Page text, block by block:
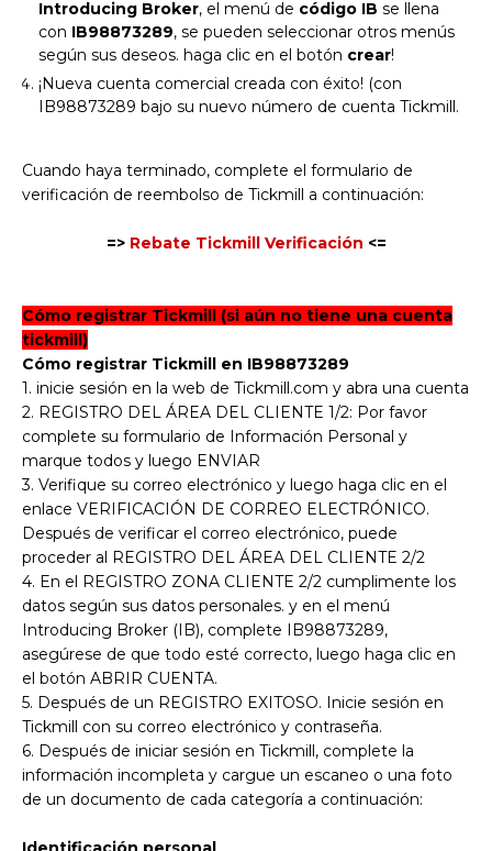
Introducing Broker, el menú de código IB se llena
con IB98873289, se pueden seleccionar otros menús
según sus deseos. haga clic en el botón crear!
¡Nueva cuenta comercial creada con éxito! (con
IB98873289 bajo su nuevo número de cuenta Tickmill.
Cuando haya terminado, complete el formulario de
verificación de reembolso de Tickmill a continuación:
=>Rebate Tickmill Verificación <=
Cómo registrar Tickmill (si aún no tiene una cuenta
tickmill)
Cómo registrar Tickmill en IB98873289
1. inicie sesión en la web de Tickmill.com y abra una cuenta
2. REGISTRO DEL ÁREA DEL CLIENTE 1/2: Por favor
complete su formulario de Información Personal y
marque todos y luego ENVIAR
3. Verifique su correo electrónico y luego haga clic en el
enlace VERIFICACIÓN DE CORREO ELECTRÓNICO.
Después de verificar el correo electrónico, puede
proceder al REGISTRO DEL ÁREA DEL CLIENTE 2/2
4. En el REGISTRO ZONA CLIENTE 2/2 cumplimente los
datos según sus datos personales. y en el menú
Introducing Broker (IB), complete IB98873289,
asegúrese de que todo esté correcto, luego haga clic en
el botón ABRIR CUENTA.
5. Después de un REGISTRO EXITOSO. Inicie sesión en
Tickmill con su correo electrónico y contraseña.
6. Después de iniciar sesión en Tickmill, complete la
información incompleta y cargue un escaneo o una foto
de un documento de cada categoría a continuación: